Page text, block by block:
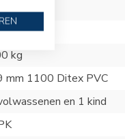
cm
cm
kg
mm 1100 Ditex PVC
en 1 kind